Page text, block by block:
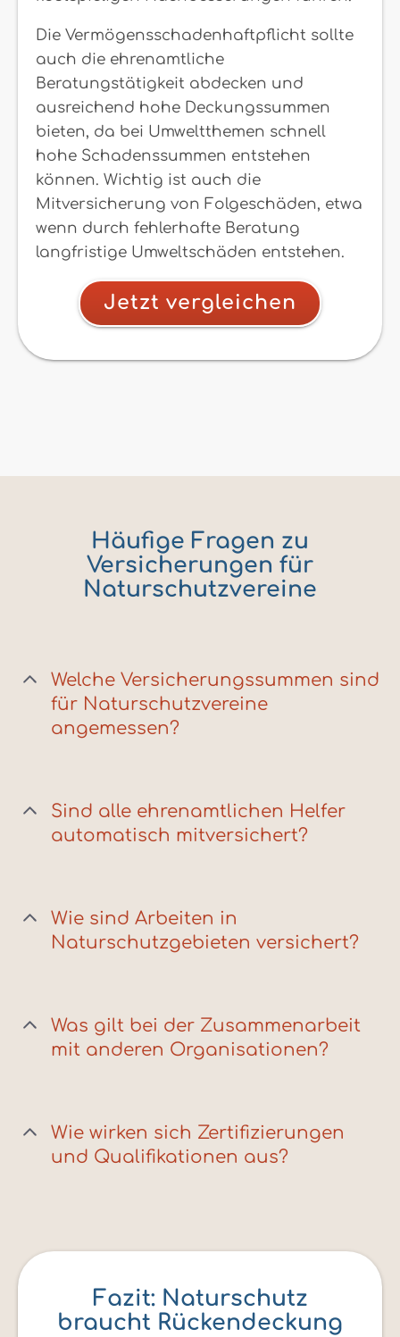
Die Vermögensschadenhaftpflicht sollte
auch die ehrenamtliche
Beratungstätigkeit abdecken und
ausreichend hohe Deckungssummen
bieten, da bei Umweltthemen schnell
hohe Schadenssummen entstehen
können. Wichtig ist auch die
Mitversicherung von Folgeschäden, etwa
wenn durch fehlerhafte Beratung
langfristige Umweltschäden entstehen.
Jetzt vergleichen
Häufige Fragen zu
Versicherungen für
Naturschutzvereine
Welche Versicherungssummen sind
für Naturschutzvereine
angemessen?
Sind alle ehrenamtlichen Helfer
automatisch mitversichert?
Wie sind Arbeiten in
Naturschutzgebieten versichert?
Was gilt bei der Zusammenarbeit
mit anderen Organisationen?
Wie wirken sich Zertifizierungen
und Qualifikationen aus?
Fazit: Naturschutz
braucht Rückendeckung